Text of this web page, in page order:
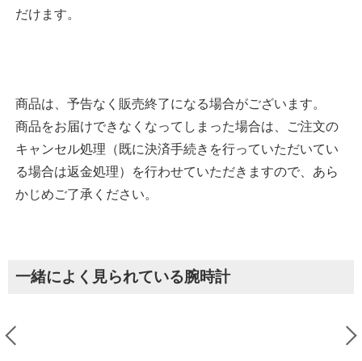
だけます。
商品は、予告なく販売終了になる場合がございます。
商品をお届けできなくなってしまった場合は、ご注文の
キャンセル処理（既に決済手続きを行っていただいてい
る場合は返金処理）を行わせていただきますので、あら
かじめご了承ください。
一緒によく見られている腕時計